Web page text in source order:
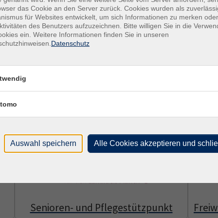
mit Migrationsgeschichte. Mit Sprachförderung,
im Alltag und im Arbeitsleben.
persönliche Unterstützung – verlässlich, praxisnah und nah am
Senioren- und Pflegestützpunkt
das Cookie an den Server zurück. Cookies wurden als
für Websites entwickelt, um sich Informationen zu merken
des Benutzers aufzuzeichnen. Bitte willigen Sie in die
ein. Weitere Informationen finden Sie in unseren
Datenschutz
Auswahl speichern Alle Cookies akzeptieren und